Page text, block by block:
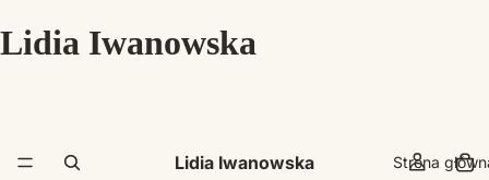
Lidia Iwanowska
Lidia Iwanowska Strona